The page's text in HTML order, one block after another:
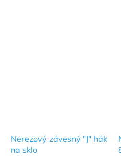
Nerezový závesný "J" hák
na sklo